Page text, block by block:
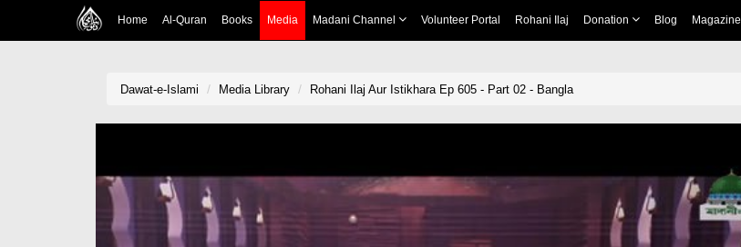
Home Al-Quran Books Media Madani Channel Volunteer Portal Rohani Ilaj Donation Blog Magazine
Dawat-e-Islami Media Library Rohani Ilaj Aur Istikhara Ep 605 - Part 02 - Bangla